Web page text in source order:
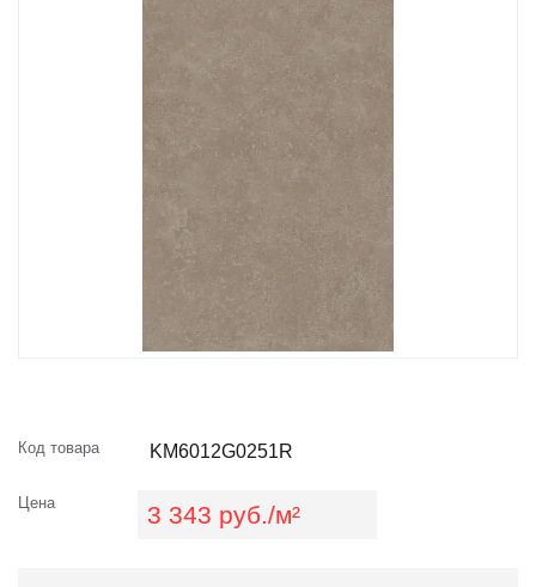
Код товара KM6012G0251R
Цена 3 343 руб./м²